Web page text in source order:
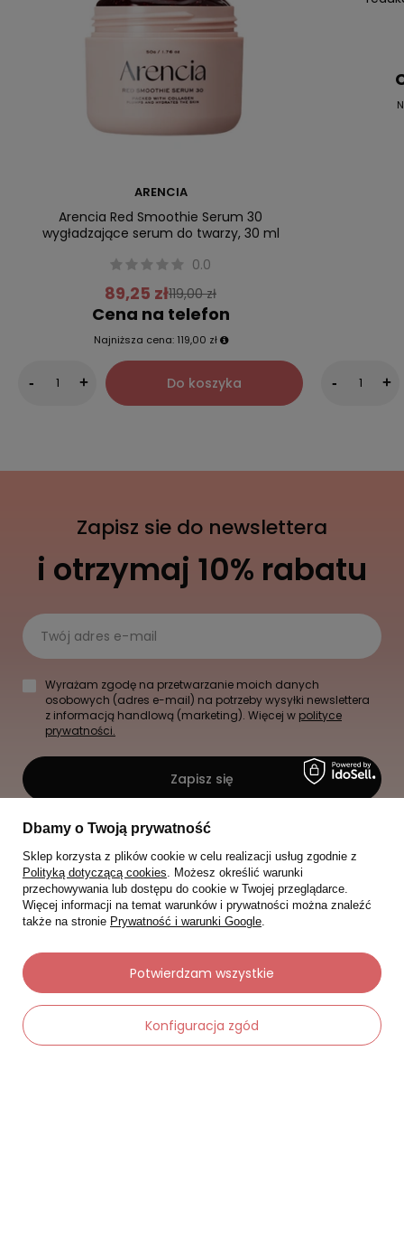
ARENCIA
Arencia Red Smoothie Serum 30
wygładzające serum do twarzy, 30 ml
0.0
89,25 zł119,00 zł
Cena na telefon
Najniższa cena: 119,00 zł
- + Do koszyka - +
Zapisz sie do newslettera
i otrzymaj 10% rabatu
Twój adres e-mail
Wyrażam zgodę na przetwarzanie moich danych
osobowych (adres e-mail) na potrzeby wysyłki newslettera
z informacją handlową (marketing). Więcej w polityce
prywatności.
Zapisz się
Dbamy o Twoją prywatność
Sklep korzysta z plików cookie w celu realizacji usług zgodnie z
Polityką dotyczącą cookies. Możesz określić warunki
przechowywania lub dostępu do cookie w Twojej przeglądarce.
Więcej informacji na temat warunków i prywatności można znaleźć
także na stronie Prywatność i warunki Google.
Konfiguracja zgód
Potwierdzam wszystkie